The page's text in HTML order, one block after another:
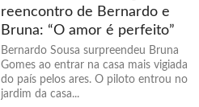
reencontro de Bernardo e
Bruna: “O amor é perfeito”
Bernardo Sousa surpreendeu Bruna
Gomes ao entrar na casa mais vigiada
do país pelos ares. O piloto entrou no
jardim da casa...